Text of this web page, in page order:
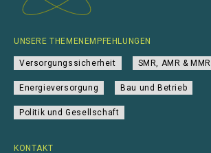
KONTAKT
UNSERE THEMENEMPFEHLUNGEN
Versorgungssicherheit SMR, AMR & MMR
Energieversorgung Bau und Betrieb
Politik und Gesellschaft